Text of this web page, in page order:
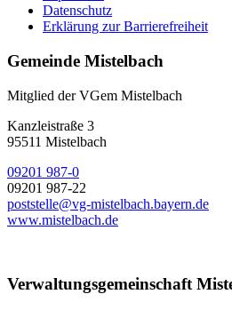
Datenschutz
Erklärung zur Barrierefreiheit
Gemeinde Mistelbach
Mitglied der VGem Mistelbach
Kanzleistraße 3
95511 Mistelbach
09201 987-0
09201 987-22
poststelle@vg-mistelbach.bayern.de
www.mistelbach.de
Verwaltungsgemeinschaft